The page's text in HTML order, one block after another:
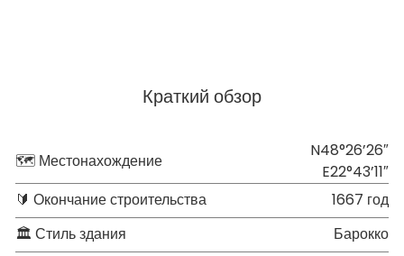
Краткий обзор
🗺 Местонахождение
N48°26’26″
E22°43’11″
🔰 Окончание строительства
1667 год
🏛 Стиль здания
Барокко